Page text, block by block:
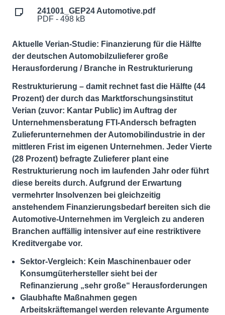
241001_GEP24 Automotive.pdf
PDF - 498 kB
Aktuelle Verian-Studie: Finanzierung für die Hälfte
der deutschen Automobilzulieferer große
Herausforderung / Branche in Restrukturierung
Restrukturierung – damit rechnet fast die Hälfte (44
Prozent) der durch das Marktforschungsinstitut
Verian (zuvor: Kantar Public) im Auftrag der
Unternehmensberatung FTI-Andersch befragten
Zulieferunternehmen der Automobilindustrie in der
mittleren Frist im eigenen Unternehmen. Jeder Vierte
(28 Prozent) befragte Zulieferer plant eine
Restrukturierung noch im laufenden Jahr oder führt
diese bereits durch. Aufgrund der Erwartung
vermehrter Insolvenzen bei gleichzeitig
anstehendem Finanzierungsbedarf bereiten sich die
Automotive-Unternehmen im Vergleich zu anderen
Branchen auffällig intensiver auf eine restriktivere
Kreditvergabe vor.
Sektor-Vergleich: Kein Maschinenbauer oder
Konsumgüterhersteller sieht bei der
Refinanzierung „sehr große“ Herausforderungen
Glaubhafte Maßnahmen gegen
Arbeitskräftemangel werden relevante Argumente